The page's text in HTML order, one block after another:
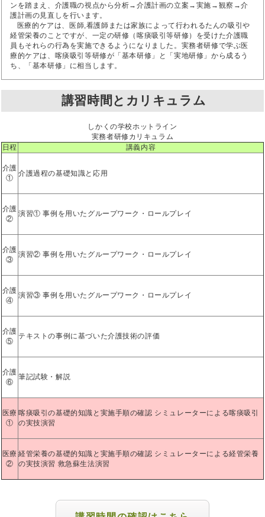
ンを踏まえ、介護職の視点から分析→介護計画の立案→実施→観察→介
護計画の見直しを行います。
医療的ケアは、医師,看護師または家族によって行われるたんの吸引や
経管栄養のことですが、一定の研修（喀痰吸引等研修）を受けた介護職
員もそれらの行為を実施できるようになりました。実務者研修で学ぶ医
療的ケアは、喀痰吸引等研修が「基本研修」と「実地研修」から成るう
ち、「基本研修」に相当します。
講習時間とカリキュラム
しかくの学校ホットライン
実務者研修カリキュラム
日程
講義内容
介護
①
介護過程の基礎知識と応用
介護
②
演習① 事例を用いたグループワーク・ロールプレイ
介護
③
演習② 事例を用いたグループワーク・ロールプレイ
介護
④
演習③ 事例を用いたグループワーク・ロールプレイ
介護
⑤
テキストの事例に基づいた介護技術の評価
介護
⑥
筆記試験・解説
医療
①
喀痰吸引の基礎的知識と実施手順の確認 シミュレーターによる喀痰吸引
の実技演習
医療
②
経管栄養の基礎的知識と実施手順の確認 シミュレーターによる経管栄養
の実技演習 救急蘇生法演習